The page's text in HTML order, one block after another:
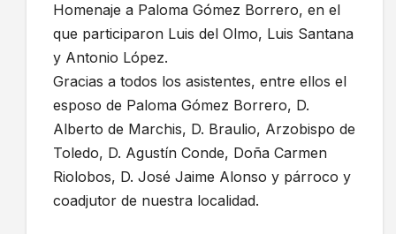
Homenaje a Paloma Gómez Borrero, en el
que participaron Luis del Olmo, Luis Santana
y Antonio López.
Gracias a todos los asistentes, entre ellos el
esposo de Paloma Gómez Borrero, D.
Alberto de Marchis, D. Braulio, Arzobispo de
Toledo, D. Agustín Conde, Doña Carmen
Riolobos, D. José Jaime Alonso y párroco y
coadjutor de nuestra localidad.